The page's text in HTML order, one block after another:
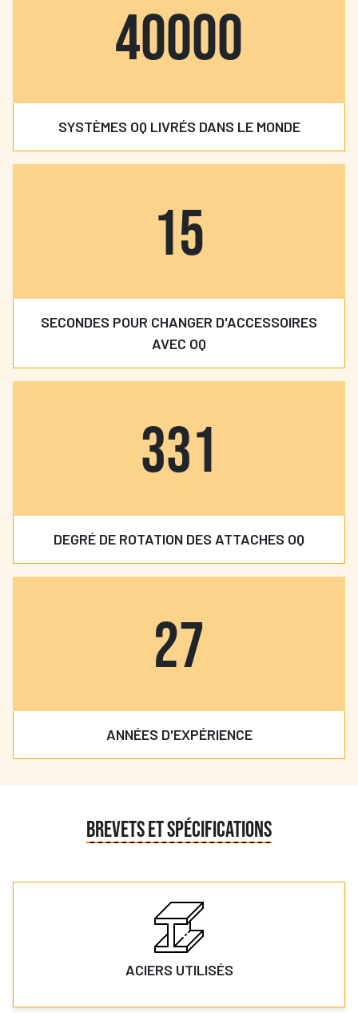
40000
SYSTÈMES OQ LIVRÉS DANS LE MONDE
15
SECONDES POUR CHANGER D'ACCESSOIRES
AVEC OQ
360
DEGRÉ DE ROTATION DES ATTACHES OQ
30
ANNÉES D'EXPÉRIENCE
BREVETS ET SPÉCIFICATIONS
ACIERS UTILISÉS